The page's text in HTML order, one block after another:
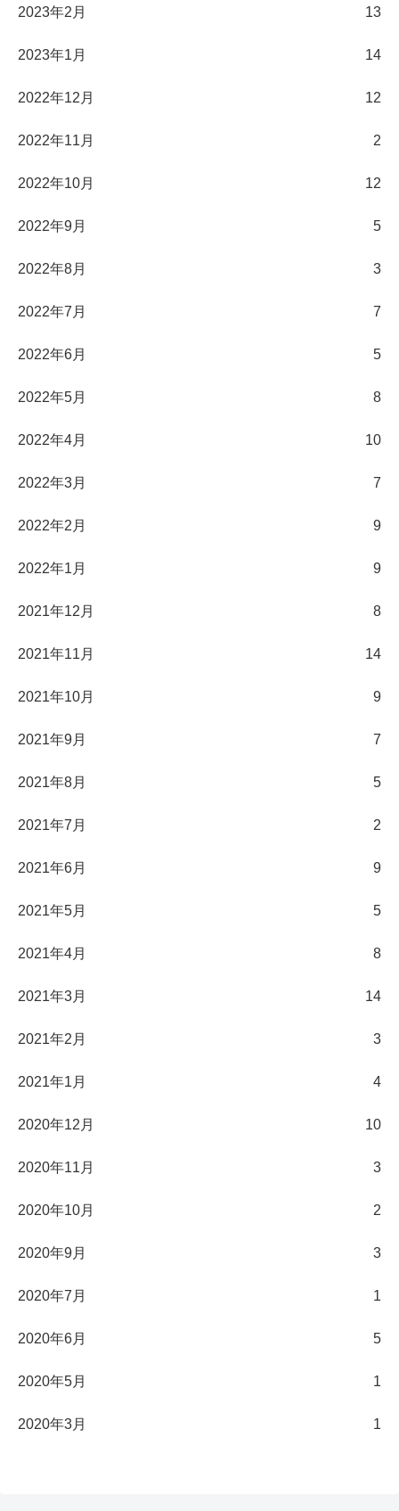
2023年2月 13
2023年1月 14
2022年12月 12
2022年11月 2
2022年10月 12
2022年9月 5
2022年8月 3
2022年7月 7
2022年6月 5
2022年5月 8
2022年4月 10
2022年3月 7
2022年2月 9
2022年1月 9
2021年12月 8
2021年11月 14
2021年10月 9
2021年9月 7
2021年8月 5
2021年7月 2
2021年6月 9
2021年5月 5
2021年4月 8
2021年3月 14
2021年2月 3
2021年1月 4
2020年12月 10
2020年11月 3
2020年10月 2
2020年9月 3
2020年7月 1
2020年6月 5
2020年5月 1
2020年3月 1